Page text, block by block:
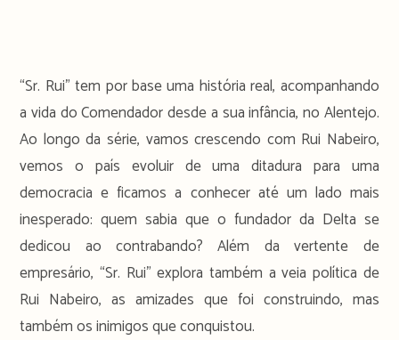
“Sr. Rui” tem por base uma história real, acompanhando
a vida do Comendador desde a sua infância, no Alentejo.
Ao longo da série, vamos crescendo com Rui Nabeiro,
vemos o país evoluir de uma ditadura para uma
democracia e ficamos a conhecer até um lado mais
inesperado: quem sabia que o fundador da Delta se
dedicou ao contrabando? Além da vertente de
empresário, “Sr. Rui” explora também a veia política de
Rui Nabeiro, as amizades que foi construindo, mas
também os inimigos que conquistou.